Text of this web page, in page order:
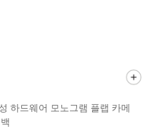
하드웨어 모노그램 플랩 카메